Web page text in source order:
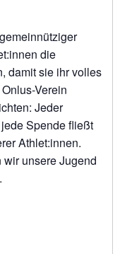
die
damit sie ihr volles
Verein
Jeder
Spende fließt
Athlet:innen.
unsere Jugend